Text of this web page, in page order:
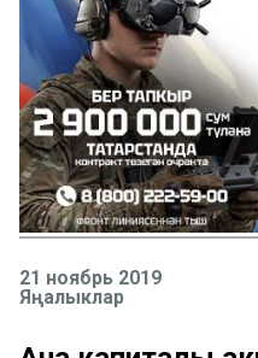
21 ноябрь 2019
Яңалыклар